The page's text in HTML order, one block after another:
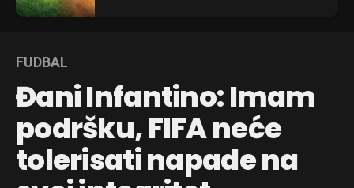
FUDBAL
Đani Infantino: Imam
podršku, FIFA neće
tolerisati napade na